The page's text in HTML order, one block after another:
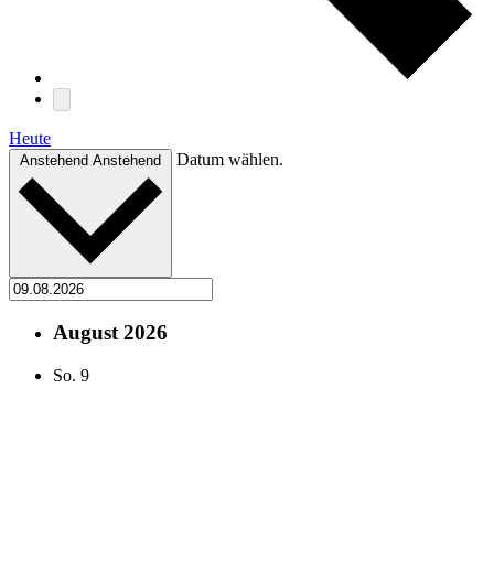
Heute
Anstehend Anstehend Datum wählen.
August 2026
So. 9